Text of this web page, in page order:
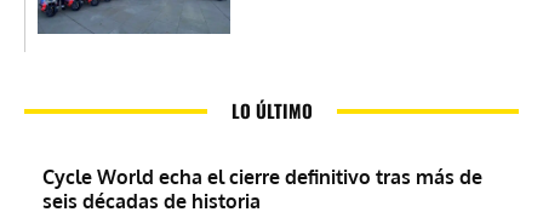
LO ÚLTIMO
Cycle World echa el cierre definitivo tras más de
seis décadas de historia